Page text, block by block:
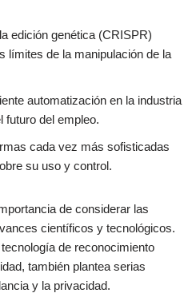
edición genética (CRISPR)
límites de la manipulación de la
automatización en la industria
futuro del empleo.
cada vez más sofisticadas
su uso y control.
de considerar las
científicos y tecnológicos.
de reconocimiento
también plantea serias
y la privacidad.